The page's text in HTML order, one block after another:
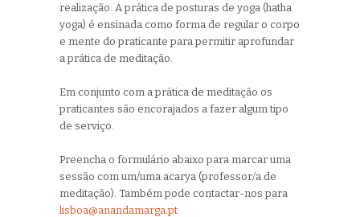
realização. A prática de posturas de yoga (hatha
yoga) é ensinada como forma de regular o corpo
e mente do praticante para permitir aprofundar
a prática de meditação.
Em conjunto com a prática de meditação os
praticantes são encorajados a fazer algum tipo
de serviço.
Preencha o formulário abaixo para marcar uma
sessão com um/uma acarya (professor/a de
meditação). Também pode contactar-nos para
lisboa@anandamarga.pt